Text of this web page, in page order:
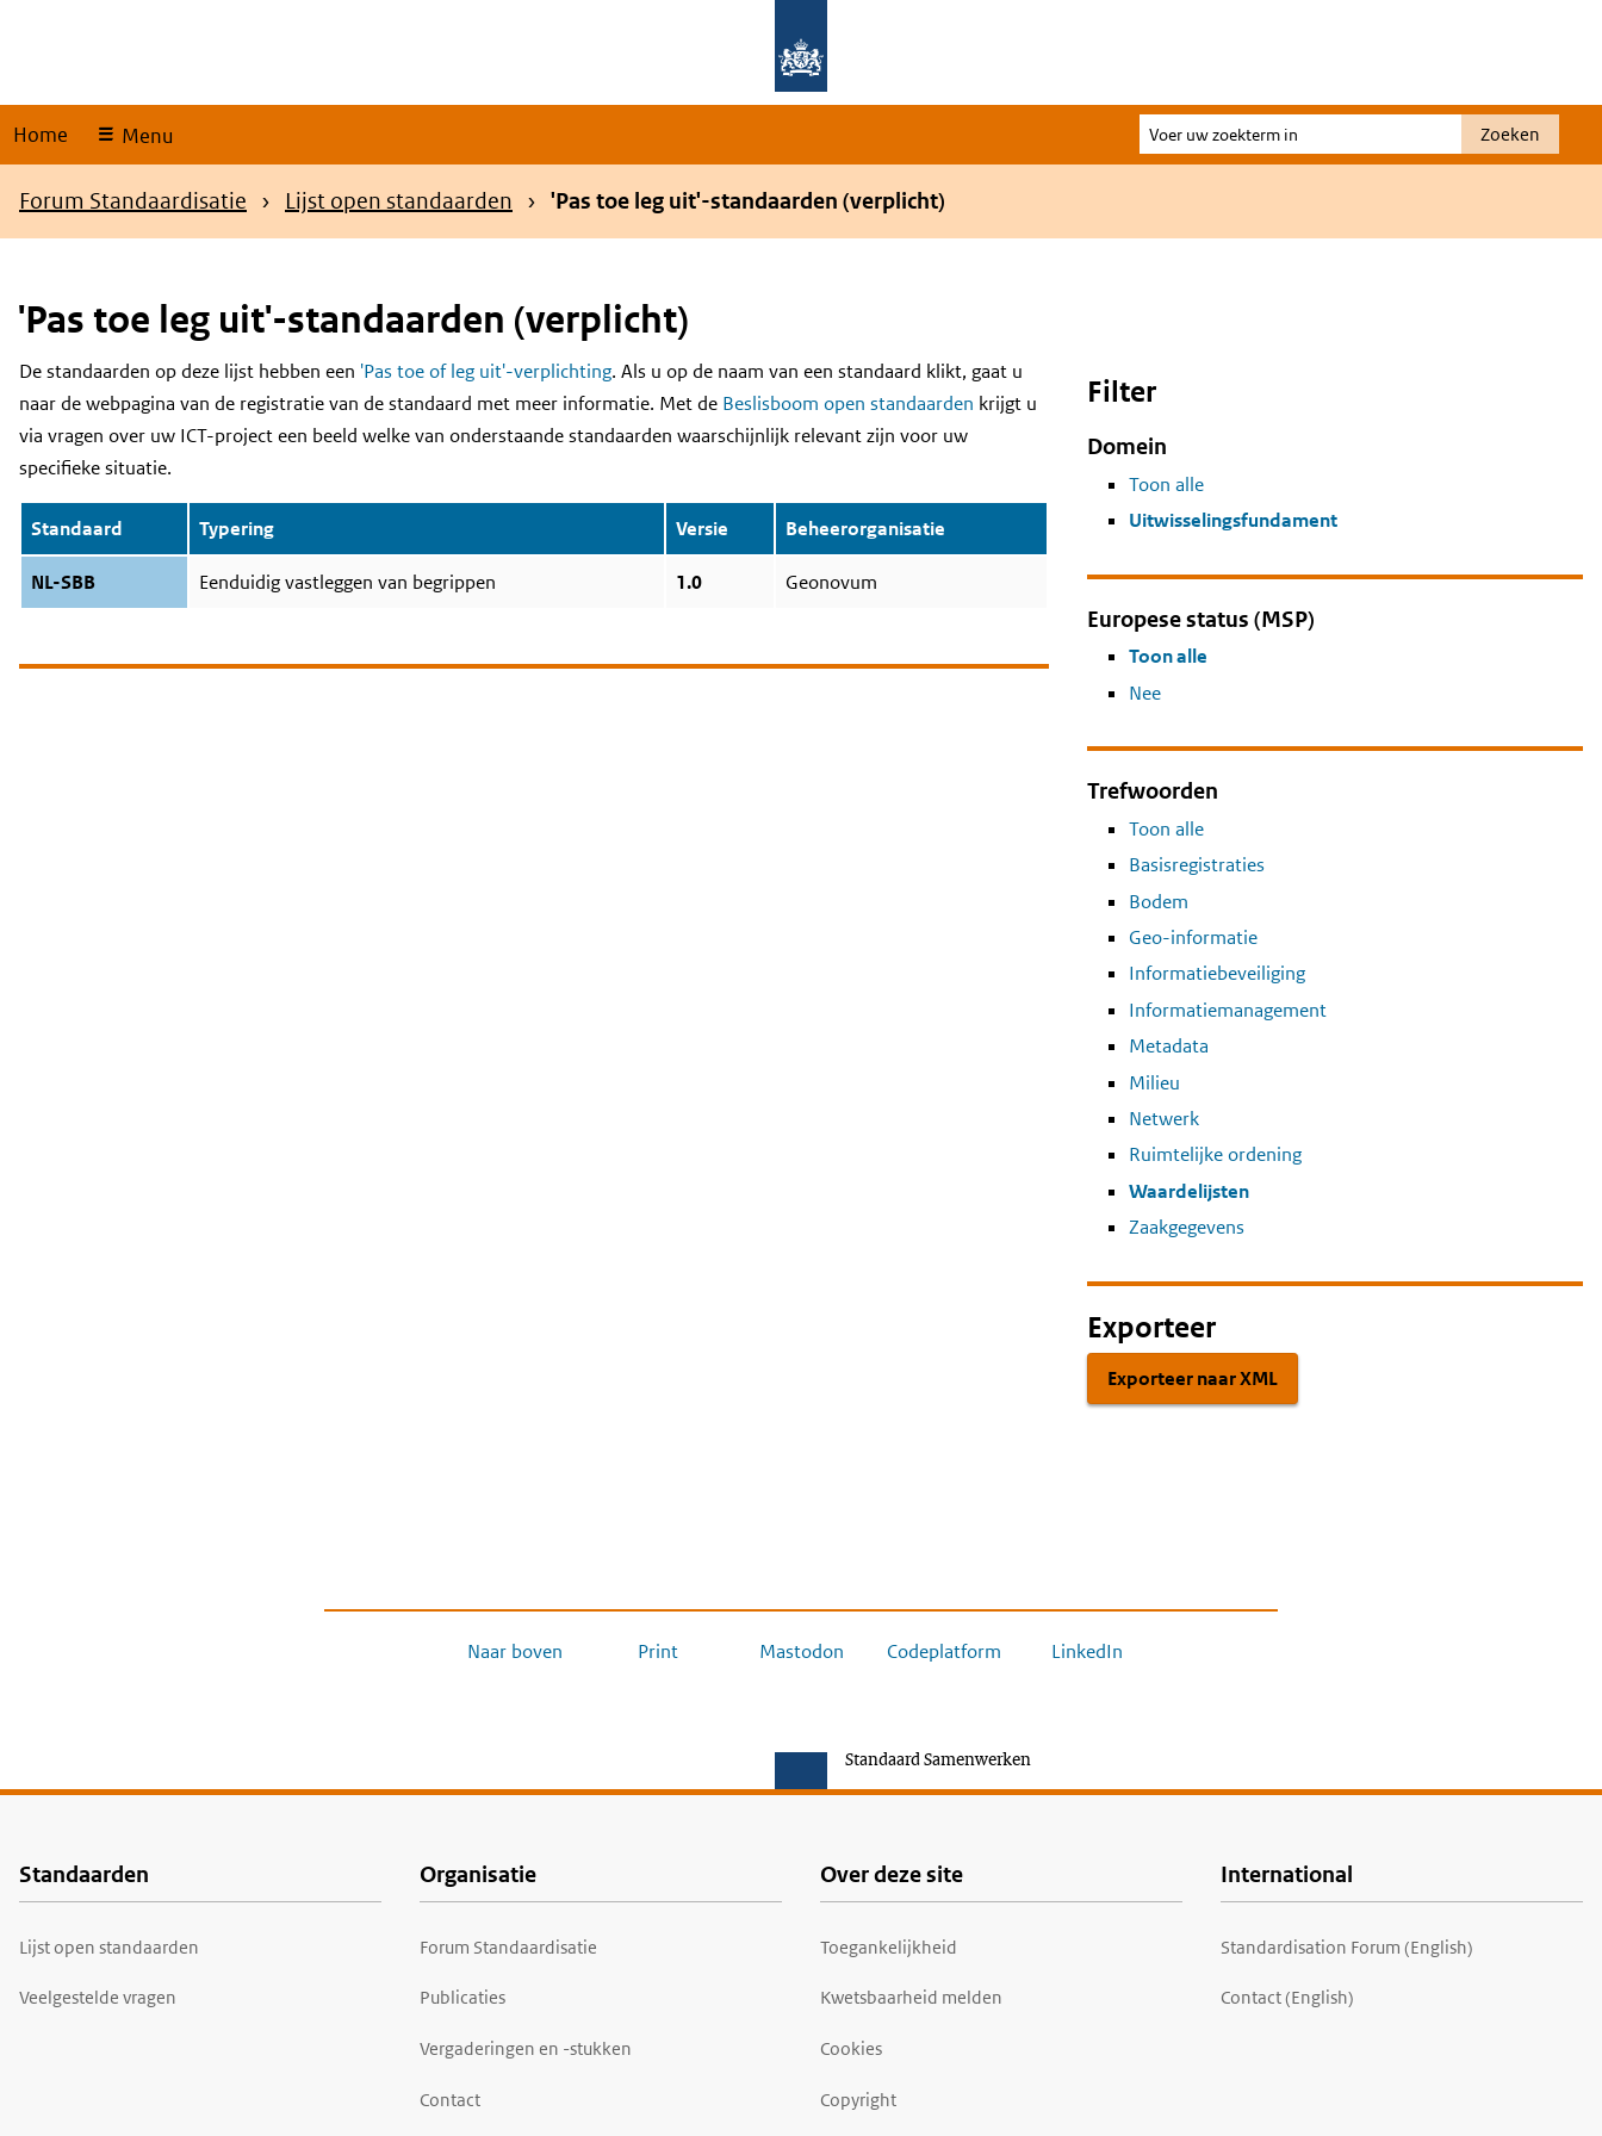
Home Menu
Voer
uw
Zoeken
Kruimelpad
Forum Standaardisatie Lijst open standaarden 'Pas toe leg uit'-standaarden (verplicht)
'Pas toe leg uit'-standaarden (verplicht)
Content
De standaarden op deze lijst hebben een 'Pas toe of leg uit'-verplichting. Als u op de naam van een standaard klikt, gaat u
naar de webpagina van de registratie van de standaard met meer informatie. Met de Beslisboom open standaarden krijgt u
via vragen over uw ICT-project een beeld welke van onderstaande standaarden waarschijnlijk relevant zijn voor uw
specifieke situatie.
Standaard Typering Versie Beheerorganisatie
NL-SBB Eenduidig vastleggen van begrippen 1.0 Geonovum
Filter
Domein
Toon alle
Uitwisselingsfundament
Europese status (MSP)
Toon alle
Nee
Trefwoorden
Toon alle
Basisregistraties
Bodem
Geo-informatie
Informatiebeveiliging
Informatiemanagement
Metadata
Milieu
Netwerk
Ruimtelijke ordening
Waardelijsten
Zaakgegevens
Exporteer
Exporteer naar XML
Naar boven Print Mastodon Codeplatform LinkedIn
Standaard Samenwerken
Voet
Standaarden
Lijst open standaarden
Veelgestelde vragen
Organisatie
Forum Standaardisatie
Publicaties
Vergaderingen en -stukken
Contact
Over deze site
Toegankelijkheid
Kwetsbaarheid melden
Cookies
Copyright
International
Standardisation Forum (English)
Contact (English)